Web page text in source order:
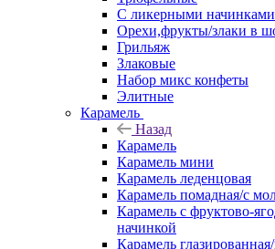
С ликерными начинками
Орехи,фрукты/злаки в
Грильяж
Злаковые
Набор микс конфеты
Элитные
Карамель
Назад
Карамель
Карамель мини
Карамель леденцовая
Карамель помадная/с
Карамель с фруктово-
начинкой
Карамель